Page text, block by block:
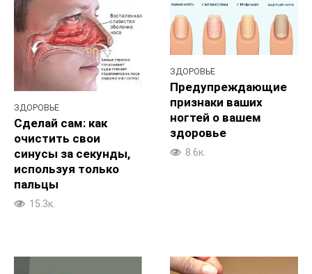
ЗДОРОВЬЕ
Сделай сам: как
очистить свои
синусы за секунды,
используя только
пальцы
15.3к.
ЗДОРОВЬЕ
Предупреждающие
признаки ваших
ногтей о вашем
здоровье
8.6к.